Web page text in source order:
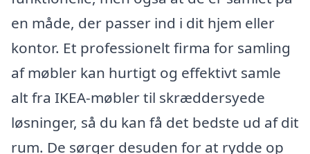
en måde, der passer ind i dit hjem eller
kontor. Et professionelt firma for samling
af møbler kan hurtigt og effektivt samle
alt fra IKEA-møbler til skræddersyede
løsninger, så du kan få det bedste ud af dit
rum. De sørger desuden for at rydde op